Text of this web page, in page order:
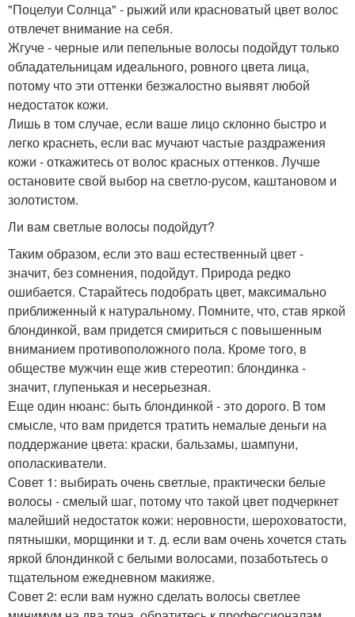
"Поцелуи Солнца" - рыжий или красноватый цвет волос
отвлечет внимание на себя.
Жгуче - черные или пепельные волосы подойдут только
обладательницам идеального, ровного цвета лица,
потому что эти оттенки безжалостно выявят любой
недостаток кожи.
Лишь в том случае, если ваше лицо склонно быстро и
легко краснеть, если вас мучают частые раздражения
кожи - откажитесь от волос красных оттенков. Лучше
остановите свой выбор на светло-русом, каштановом и
золотистом.
Ли вам светлые волосы подойдут?
Таким образом, если это ваш естественный цвет -
значит, без сомнения, подойдут. Природа редко
ошибается. Старайтесь подобрать цвет, максимально
приближенный к натуральному. Помните, что, став яркой
блондинкой, вам придется смириться с повышенным
вниманием противоположного пола. Кроме того, в
обществе мужчин еще жив стереотип: блондинка -
значит, глупенькая и несерьезная.
Еще один нюанс: быть блондинкой - это дорого. В том
смысле, что вам придется тратить немалые деньги на
поддержание цвета: краски, бальзамы, шампуни,
ополаскиватели.
Совет 1: выбирать очень светлые, практически белые
волосы - смелый шаг, потому что такой цвет подчеркнет
малейший недостаток кожи: неровности, шероховатости,
пятнышки, морщинки и т. д. если вам очень хочется стать
яркой блондинкой с белыми волосами, позаботьтесь о
тщательном ежедневном макияже.
Совет 2: если вам нужно сделать волосы светлее